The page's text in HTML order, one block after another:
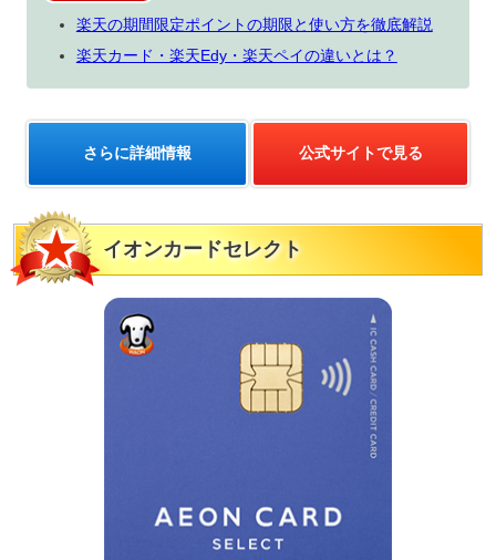
楽天の期間限定ポイントの期限と使い方を徹底解説
楽天カード・楽天Edy・楽天ペイの違いとは？
さらに詳細情報 公式サイトで見る
イオンカードセレクト